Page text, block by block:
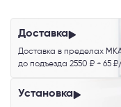
Доставка
Доставка в пределах
до подъезда 2550 ₽ + 65
Установка